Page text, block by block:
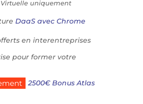
Virtuelle uniquement
DaaS avec Chrome
en interentreprises
pour former votre
2500€ Bonus Atlas